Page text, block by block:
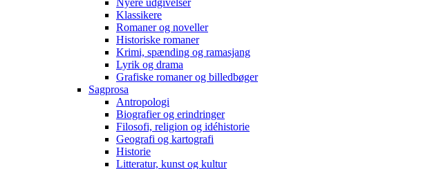
Nyere udgivelser
Klassikere
Romaner og noveller
Historiske romaner
Krimi, spænding og ramasjang
Lyrik og drama
Grafiske romaner og billedbøger
Sagprosa
Antropologi
Biografier og erindringer
Filosofi, religion og idéhistorie
Geografi og kartografi
Historie
Litteratur, kunst og kultur